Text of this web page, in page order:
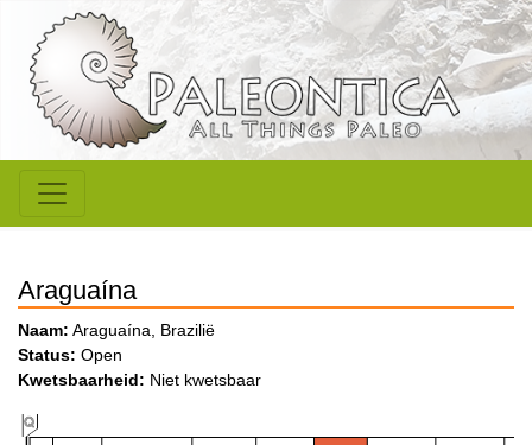
Araguaína
Naam: Araguaína, Brazilië
Status: Open
Kwetsbaarheid: Niet kwetsbaar